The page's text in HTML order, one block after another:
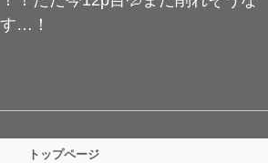
…！
トップページ